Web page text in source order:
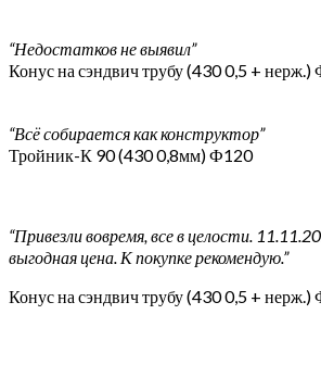
“Недостатков не выявил”
Конус на сэндвич трубу (430 0,5 +
“Всё собирается как конструктор”
Тройник-К 90 (430 0,8мм) Ф120
“Привезли вовремя, все в целости.
выгодная цена. К покупке рекомендую.”
Конус на сэндвич трубу (430 0,5 +